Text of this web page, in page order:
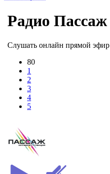
Радио Пассаж
Слушать онлайн прямой эфир
80
1
2
3
4
5